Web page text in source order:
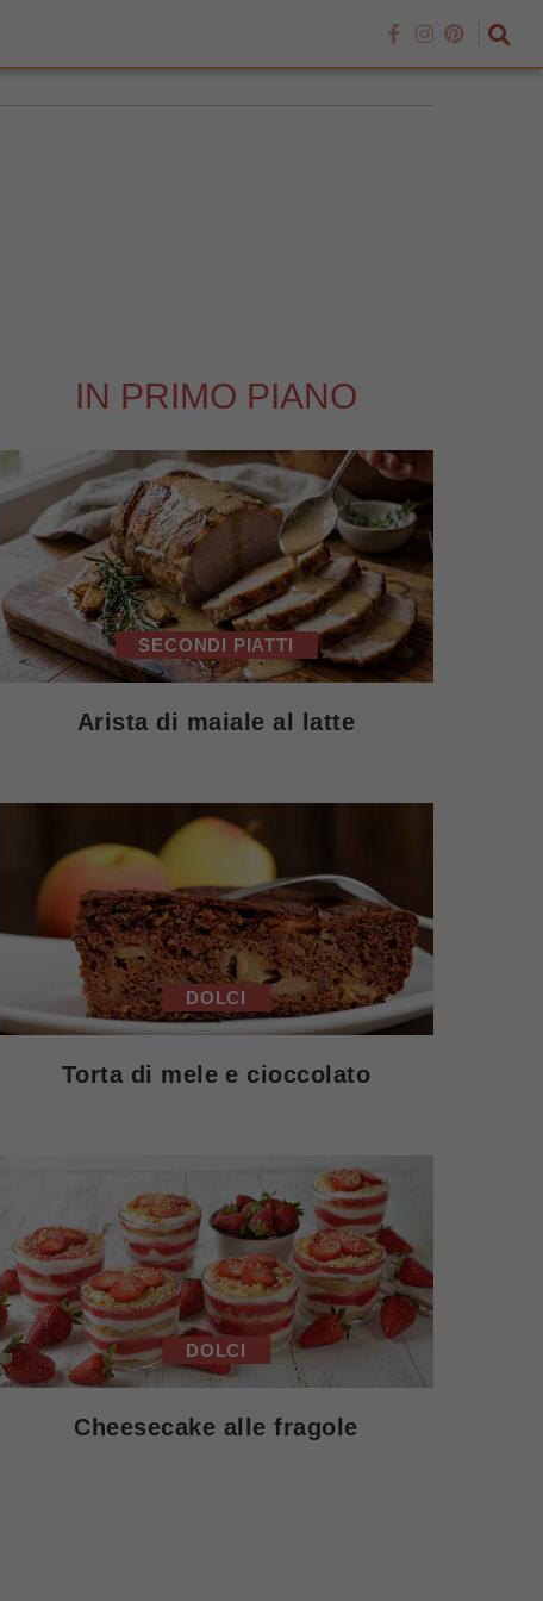
IN PRIMO PIANO
SECONDI PIATTI
Arista di maiale al latte
DOLCI
Torta di mele e cioccolato
DOLCI
Cheesecake alle fragole